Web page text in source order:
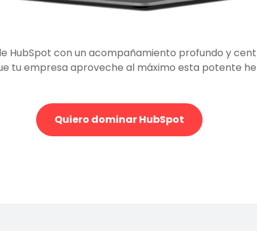
HubSpot con un acompañamiento profundo y
tu empresa aproveche al máximo esta potente
Quiero dominar HubSpot